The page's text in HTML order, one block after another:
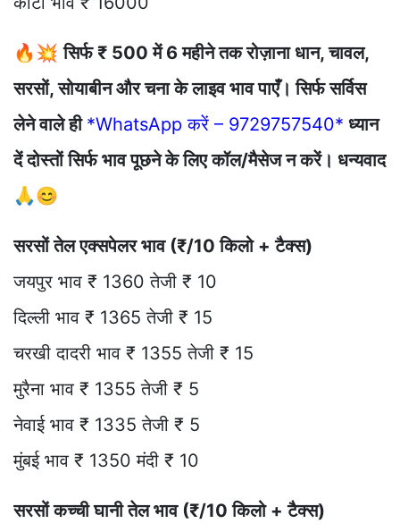
🔥💥सिर्फ ₹ 500 में 6 महीने तक रोज़ाना धान, चावल,
सरसों, सोयाबीन और चना के लाइव भाव पाएँ। सिर्फ सर्विस
लेने वाले ही *WhatsApp करें – 9729757540* ध्यान
दें दोस्तों सिर्फ भाव पूछने के लिए कॉल/मैसेज न करें। धन्यवाद
🙏😊
सरसों तेल एक्सपेलर भाव (₹/10 किलो + टैक्स)
जयपुर भाव ₹ 1360 तेजी ₹ 10
दिल्ली भाव ₹ 1365 तेजी ₹ 15
चरखी दादरी भाव ₹ 1355 तेजी ₹ 15
मुरैना भाव ₹ 1355 तेजी ₹ 5
नेवाई भाव ₹ 1335 तेजी ₹ 5
मुंबई भाव ₹ 1350 मंदी ₹ 10
सरसों कच्ची घानी तेल भाव (₹/10 किलो + टैक्स)